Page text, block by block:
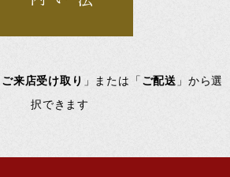
ご来店受け取り 」または「 ご配送 」から選
択できます